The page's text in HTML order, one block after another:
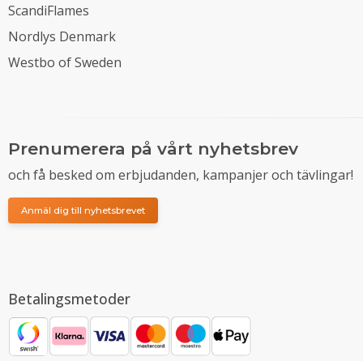
ScandiFlames
Nordlys Denmark
Westbo of Sweden
Prenumerera på vårt nyhetsbrev
och få besked om erbjudanden, kampanjer och tävlingar!
Anmäl dig till nyhetsbrevet
Betalingsmetoder